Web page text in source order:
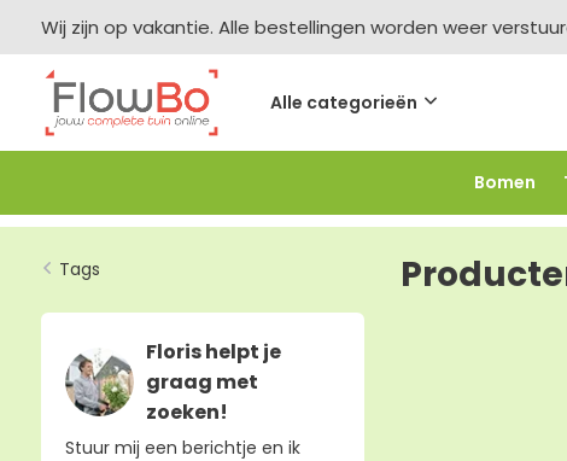
Wij zijn op vakantie. Alle bestellingen worden weer
Alle categorieën
Bomen
-2,5% vanaf €250 -
Tags
Floris helpt je
graag met
zoeken!
Stuur mij een berichtje en ik